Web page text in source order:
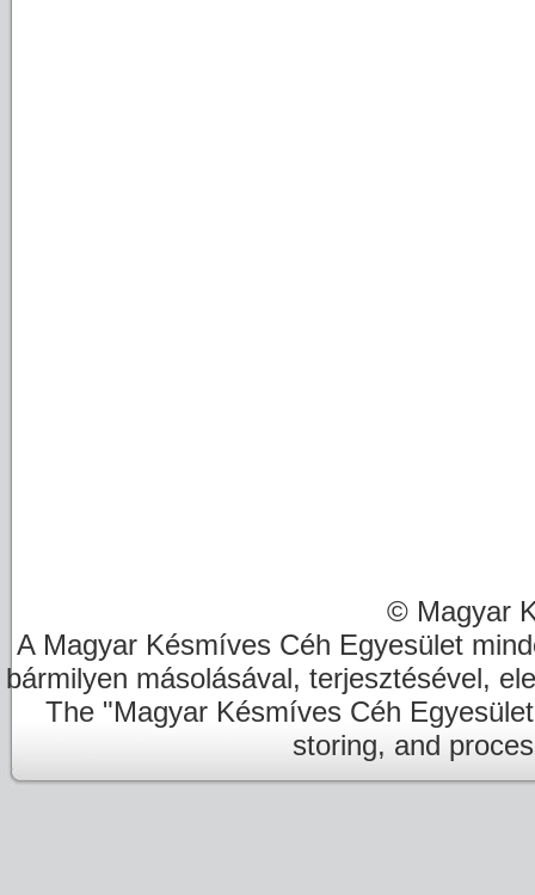
© Magyar
A Magyar Késmíves Céh Egyesület
bármilyen másolásával, terjesztésével,
The "Magyar Késmíves Céh
storing, and